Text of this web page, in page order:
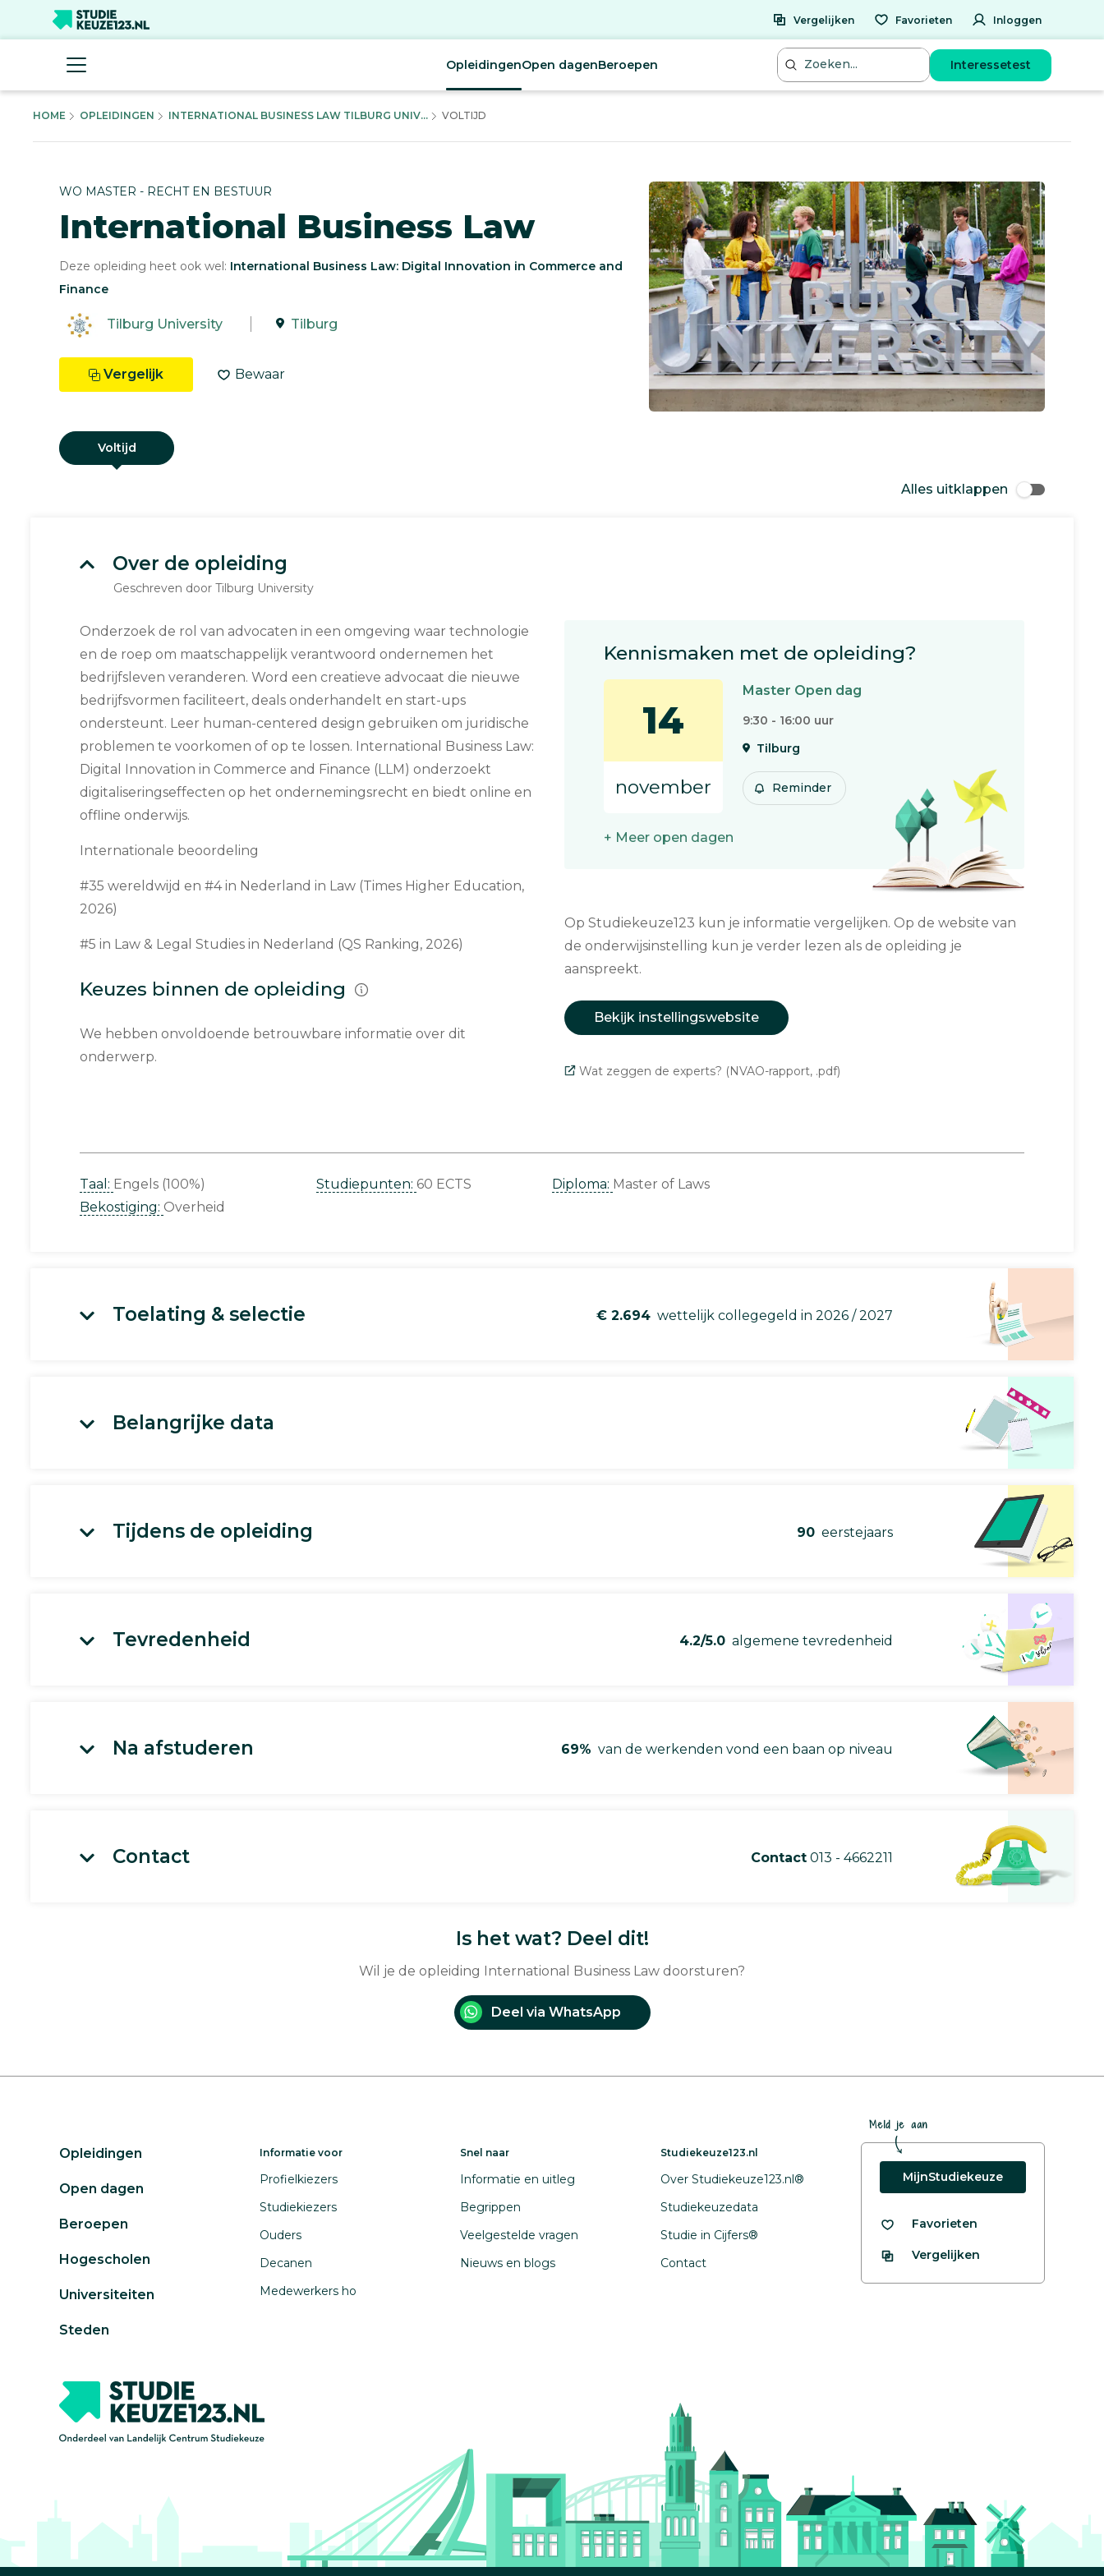
Vergelijken Favorieten Inloggen
OpleidingenOpen dagenBeroepen Interessetest
HOME OPLEIDINGEN INTERNATIONAL BUSINESS LAW TILBURG UNIV... VOLTIJD
WO MASTER - RECHT EN BESTUUR
International Business Law
Deze opleiding heet ook wel: International Business Law: Digital Innovation in Commerce and
Finance
Tilburg University Tilburg
Vergelijk Bewaar
Voltijd
Alles uitklappen
Over de opleiding
Geschreven door Tilburg University
Onderzoek de rol van advocaten in een omgeving waar technologie
en de roep om maatschappelijk verantwoord ondernemen het
bedrijfsleven veranderen. Word een creatieve advocaat die nieuwe
bedrijfsvormen faciliteert, deals onderhandelt en start-ups
ondersteunt. Leer human-centered design gebruiken om juridische
problemen te voorkomen of op te lossen. International Business Law:
Digital Innovation in Commerce and Finance (LLM) onderzoekt
digitaliseringseffecten op het ondernemingsrecht en biedt online en
offline onderwijs.
Internationale beoordeling
#35 wereldwijd en #4 in Nederland in Law (Times Higher Education,
2026)
#5 in Law & Legal Studies in Nederland (QS Ranking, 2026)
Keuzes binnen de opleiding
We hebben onvoldoende betrouwbare informatie over dit
onderwerp.
Kennismaken met de opleiding?
14
november
Master Open dag
9:30 - 16:00 uur
Tilburg
Reminder
+ Meer open dagen
Op Studiekeuze123 kun je informatie vergelijken. Op de website van
de onderwijsinstelling kun je verder lezen als de opleiding je
aanspreekt.
Bekijk instellingswebsite
Wat zeggen de experts? (NVAO-rapport, .pdf)
Taal: Engels (100%)
Bekostiging: Overheid
Studiepunten: 60 ECTS Diploma: Master of Laws
Toelating & selectie € 2.694 wettelijk collegegeld in 2026 / 2027
Belangrijke data
Tijdens de opleiding 90 eerstejaars
Tevredenheid 4.2/5.0 algemene tevredenheid
Na afstuderen 69% van de werkenden vond een baan op niveau
Contact Contact 013 - 4662211
Is het wat? Deel dit!
Wil je de opleiding International Business Law doorsturen?
Deel via WhatsApp
Opleidingen
Open dagen
Beroepen
Hogescholen
Universiteiten
Steden
Informatie voor
Profielkiezers
Studiekiezers
Ouders
Decanen
Medewerkers ho
Snel naar
Informatie en uitleg
Begrippen
Veelgestelde vragen
Nieuws en blogs
Studiekeuze123.nl
Over Studiekeuze123.nl®
Studiekeuzedata
Studie in Cijfers®
Contact
Meld je aan
MijnStudiekeuze
Favorieten
Vergelijken